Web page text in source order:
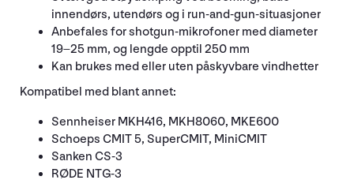
innendørs, utendørs og i run-and-gun-situasjoner
Anbefales for shotgun-mikrofoner med diameter
19–25 mm, og lengde opptil 250 mm
Kan brukes med eller uten påskyvbare vindhetter
Kompatibel med blant annet:
Sennheiser MKH416, MKH8060, MKE600
Schoeps CMIT 5, SuperCMIT, MiniCMIT
Sanken CS-3
RØDE NTG-3